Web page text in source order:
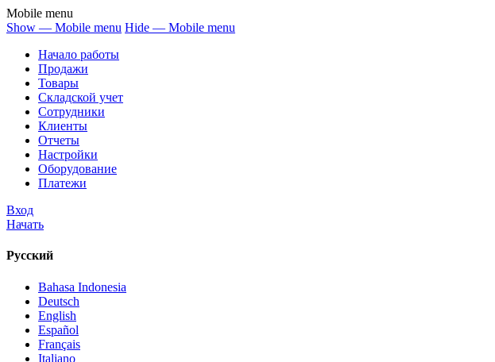
Mobile menu
Show — Mobile menu Hide — Mobile menu
Начало работы
Продажи
Товары
Cкладской учет
Сотрудники
Клиенты
Отчеты
Настройки
Оборудование
Платежи
Вход
Начать
Русский
Bahasa Indonesia
Deutsch
English
Español
Français
Italiano